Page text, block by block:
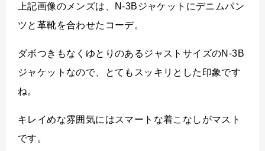
上記画像のメンズは、N-3Bジャケットにデニムパン
ツと革靴を合わせたコーデ。
ダボつきもなくゆとりのあるジャストサイズのN-3B
ジャケットなので、とてもスッキリとした印象です
ね。
キレイめな雰囲気にはスマートな着こなしがマスト
です。